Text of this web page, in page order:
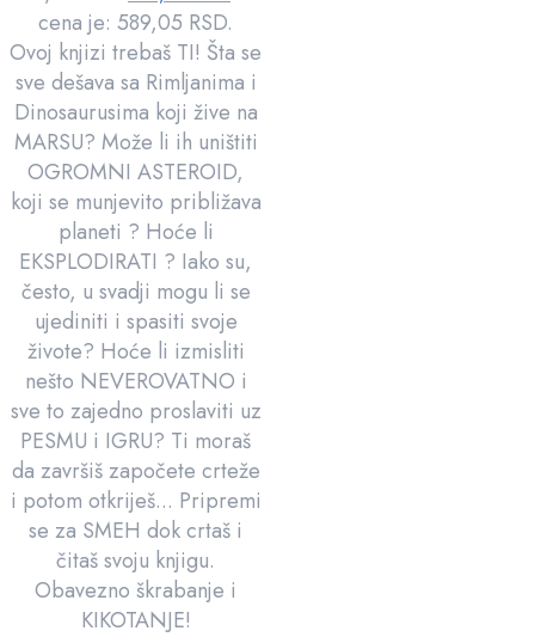
cena je: 589,05 RSD.
Ovoj knjizi trebaš TI! Šta se
sve dešava sa Rimljanima i
Dinosaurusima koji žive na
MARSU? Može li ih uništiti
OGROMNI ASTEROID,
koji se munjevito približava
planeti ? Hoće li
EKSPLODIRATI ? Iako su,
često, u svadji mogu li se
ujediniti i spasiti svoje
živote? Hoće li izmisliti
nešto NEVEROVATNO i
sve to zajedno proslaviti uz
PESMU i IGRU? Ti moraš
da završiš započete crteže
i potom otkriješ... Pripremi
se za SMEH dok crtaš i
čitaš svoju knjigu.
Obavezno škrabanje i
KIKOTANJE!